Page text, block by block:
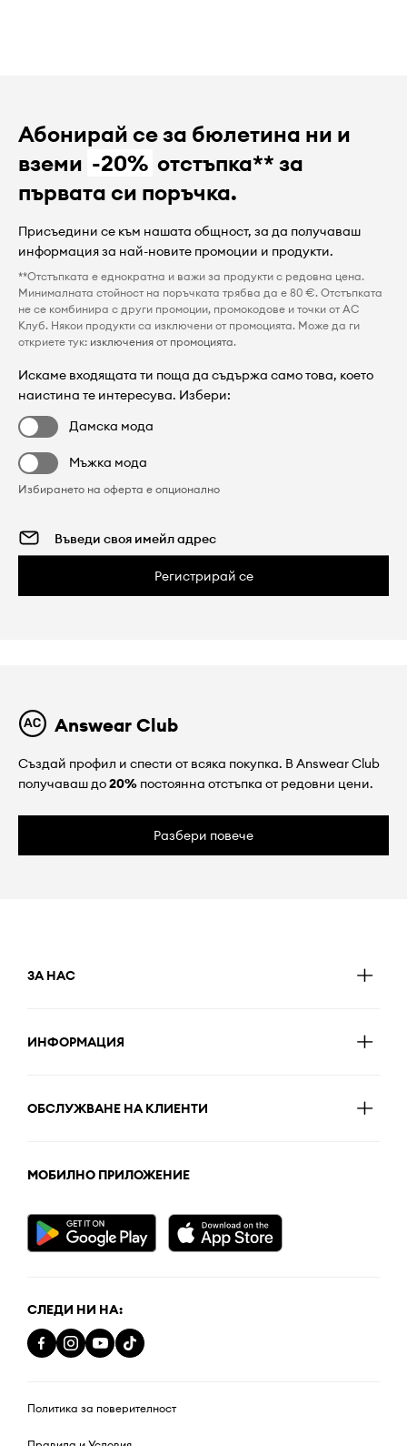
Абонирай се за бюлетина ни и
вземи -20% отстъпка** за
първата си поръчка.
Присъедини се към нашата общност, за да получаваш
информация за най-новите промоции и продукти.
**Отстъпката е еднократна и важи за продукти с редовна цена.
Минималната стойност на поръчката трябва да е 80 €. Отстъпката
не се комбинира с други промоции, промокодове и точки от AC
Клуб. Някои продукти са изключени от промоцията. Може да ги
откриете тук: изключения от промоцията.
Искаме входящата ти поща да съдържа само това, което
наистина те интересува. Избери:
Дамска мода
Мъжка мода
Избирането на оферта е опционално
Регистрирай се
Answear Club
Създай профил и спести от всяка покупка. В Answear Club
получаваш до20% постоянна отстъпка от редовни цени.
Разбери повече
ЗА НАС
ИНФОРМАЦИЯ
ОБСЛУЖВАНЕ НА КЛИЕНТИ
МОБИЛНО ПРИЛОЖЕНИЕ
СЛЕДИ НИ НА:
Политика за поверителност